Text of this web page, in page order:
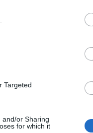
Targeted
and/or Sharing
for which it